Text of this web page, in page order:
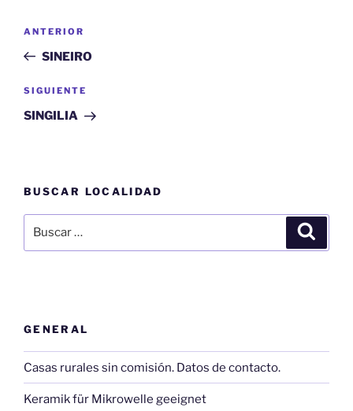
entradas
Entrada
anterior:
ANTERIOR
SINEIRO
Siguiente
entrada
SIGUIENTE
SINGILIA
BUSCAR LOCALIDAD
por:
GENERAL
Casas rurales sin comisión. Datos de contacto.
Keramik für Mikrowelle geeignet